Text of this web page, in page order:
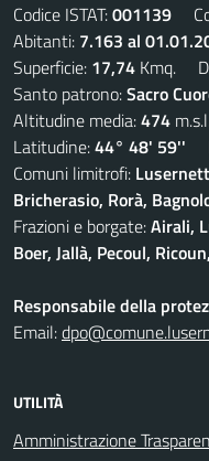
Codice ISTAT:001139
Abitanti: 7.163 al
Superficie: 17,74 Kmq.
Santo patrono:Sacro
Altitudine media:474
Latitudine:44° 48' 59''
Comuni limitrofi:
Bricherasio, Rorà,
Frazioni e borgate:Airali,
Boer, Jallà, Pecoul,
Responsabile della
Email:
UTILITÀ
Amministrazione